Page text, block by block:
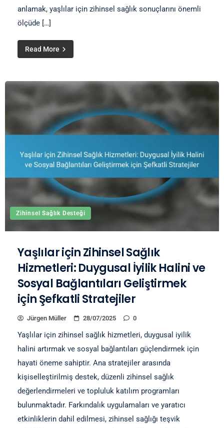
anlamak, yaşlılar için zihinsel sağlık sonuçlarını önemli
ölçüde […]
Read More
Zihinsel Sağlık Desteği
Yaşlılar için Zihinsel Sağlık
Hizmetleri: Duygusal İyilik Halini ve
Sosyal Bağlantıları Geliştirmek
için Şefkatli Stratejiler
Jürgen Müller 28/07/2025 0
Yaşlılar için zihinsel sağlık hizmetleri, duygusal iyilik
halini artırmak ve sosyal bağlantıları güçlendirmek için
hayati öneme sahiptir. Ana stratejiler arasında
kişiselleştirilmiş destek, düzenli zihinsel sağlık
değerlendirmeleri ve topluluk katılım programları
bulunmaktadır. Farkındalık uygulamaları ve yaratıcı
etkinliklerin dahil edilmesi, zihinsel sağlığı teşvik